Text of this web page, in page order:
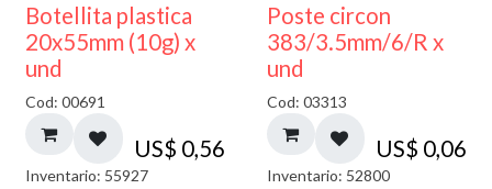
Botellita plastica
20x55mm (10g) x
und
Cod: 00691
US$ 0,56
Inventario: 55927
Poste circon
383/3.5mm/6/R x
und
Cod: 03313
US$ 0,06
Inventario: 52800